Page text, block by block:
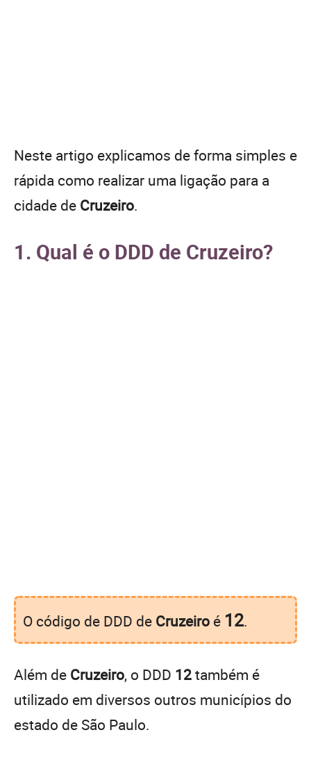
Neste artigo explicamos de forma simples e
rápida como realizar uma ligação para a
cidade de Cruzeiro.
1. Qual é o DDD de Cruzeiro?
O código de DDD de Cruzeiro é 12.
Além de Cruzeiro, o DDD 12também é
utilizado em diversos outros municípios do
estado de São Paulo.